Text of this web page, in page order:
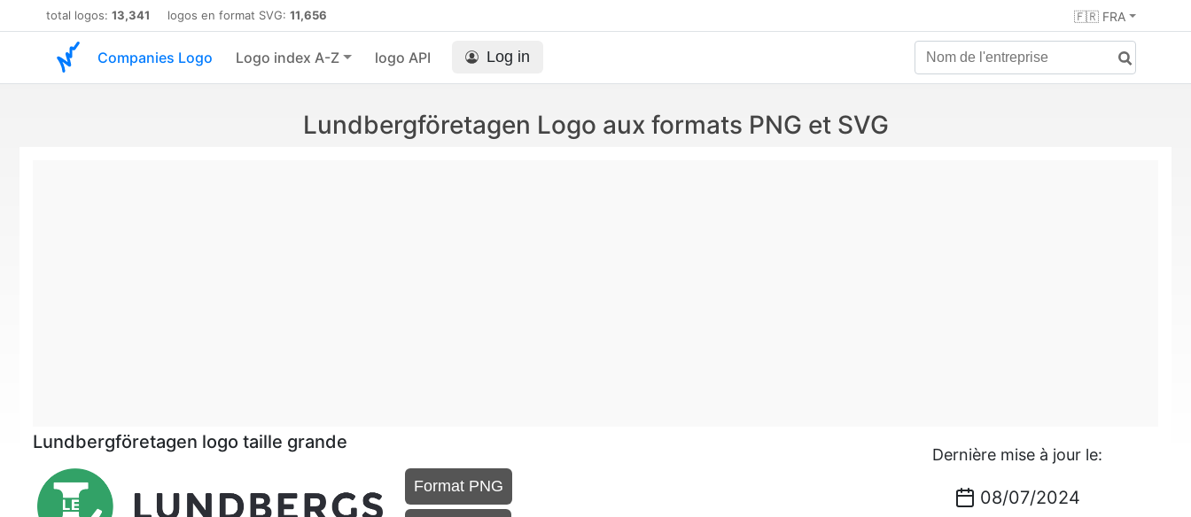
total logos: 13,341 logos en format SVG: 11,656 🇫🇷 FRA
Companies Logo Logo index A-Z logo API Log in
Lundbergföretagen Logo aux formats PNG et SVG
Lundbergföretagen logo taille grande
Format PNG
Dernière mise à jour le:
08/07/2024